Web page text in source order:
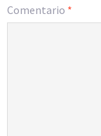
Comentario *